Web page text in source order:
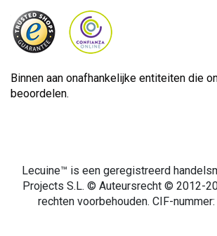
Binnen aan onafhankelijke entiteiten die
beoordelen.
Lecuine™ is een geregistreerd
Projects S.L. © Auteursrecht © 2012-
rechten voorbehouden. CIF-nummer: